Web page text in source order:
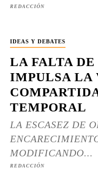
REDACCIÓN
IDEAS Y DEBATES
LA FALTA DE
IMPULSA LA
TEMPORAL
LA ESCASEZ DE
MODIFICANDO...
REDACCIÓN